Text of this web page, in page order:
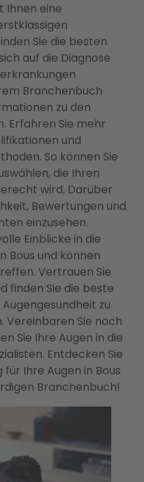
Ihnen eine
Sie die besten
auf die Diagnose
Branchenbuch
zu den
Erfahren Sie mehr
und
So können Sie
die Ihren
wird. Darüber
Bewertungen und
einzusehen.
Einblicke in die
Bous und können
Vertrauen Sie
finden Sie die beste
zu
Vereinbaren Sie noch
Sie Ihre Augen in die
Entdecken Sie
Ihre Augen in Bous
Branchenbuch!